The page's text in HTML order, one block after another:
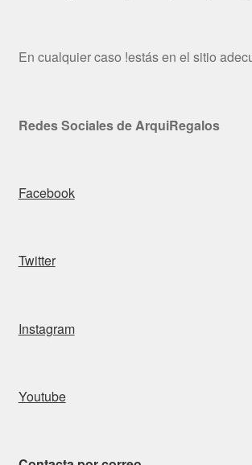
En cualquier caso !estás en el sitio
Redes Sociales de ArquiRegalos
Facebook
Twitter
Instagram
Youtube